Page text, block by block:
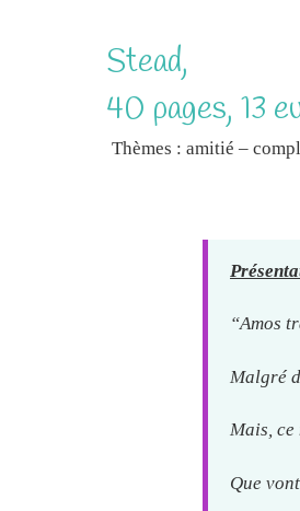
Stead,
40 pages, 13
Thèmes : amitié –
“Amos
Malgré
Mais, ce
Que